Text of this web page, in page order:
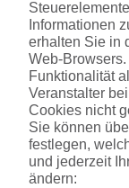
Informationen
erhalten Sie in
Web-
Funktionalität
Veranstalter
Cookies nicht
Sie können
festlegen,
und jederzeit
ändern: